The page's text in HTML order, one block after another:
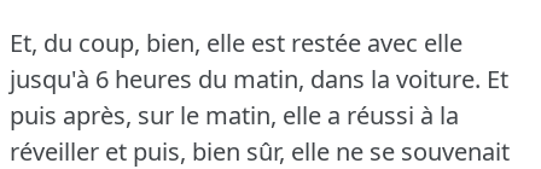
Et, du coup, bien, elle est restée avec elle
jusqu'à 6 heures du matin, dans la voiture. Et
puis après, sur le matin, elle a réussi à la
réveiller et puis, bien sûr, elle ne se souvenait